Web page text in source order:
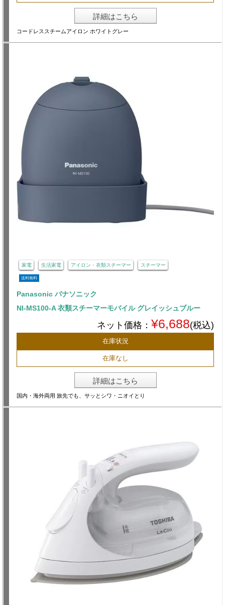
詳細はこちら
コードレススチームアイロン ホワイトグレー
家電 生活家電 アイロン・衣類スチーマー スチーマー
送料無料
Panasonic パナソニック
NI-MS100-A 衣類スチーマーモバイル グレイッシュブルー
ネット価格： ¥6,688(税込)
在庫状況
在庫なし
詳細はこちら
国内・海外両用 旅先でも、サッとシワ・ニオイとり